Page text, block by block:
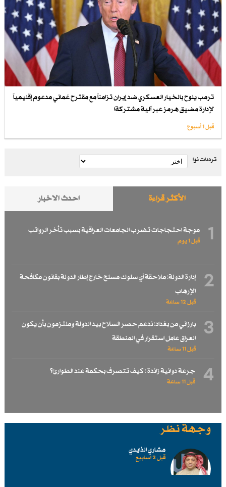
ترمب يلوح بالخيار العسكري ضد إيران تزامناً مع مقترح عُماني مدعوم إقليمياً
لإدارة مضيق هرمز عبر آلية مشتركةا
قبل 1 أسبوع
ترددات نوا
الأكثر قراءة احدث الاخبار
1 موجة احتجاجات تضرب الجامعات العراقية بسبب تأخر الرواتب
قبل 1 یوم
2
إدارة الدولة: ملاحقة أي سلوك مسلح خارج إطار الدولة بقانون مكافحة
الإرهاب
قبل 12 ساعة
3
بارزاني من بغداد: ندعم حصر السلاح بيد الدولة وملتزمون بأن يكون
العراق عامل استقرار في المنطقة
قبل 11 ساعة
4 جرعة دوائية زائدة : كيف تتصرف بحكمة عند الطوارئ؟
قبل 11 ساعة
وجهة نظر
مشاري الذايدي
قبل 2 اسابیع